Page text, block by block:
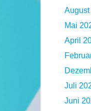
Mai
April
Juli
Juni